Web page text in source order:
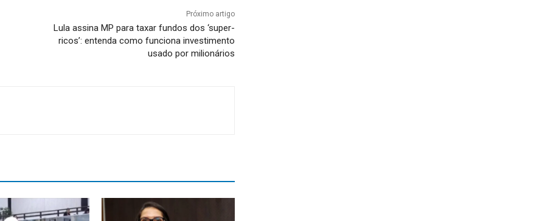
Próximo artigo
Lula assina MP para taxar fundos dos ‘super-
ricos’: entenda como funciona investimento
usado por milionários